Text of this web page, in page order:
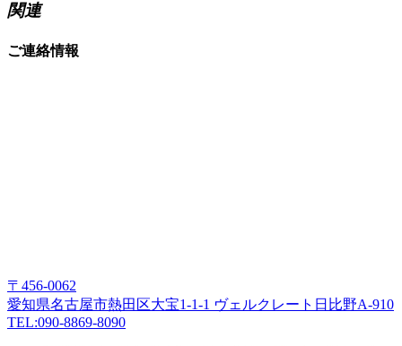
関連
ご連絡情報
〒456-0062
愛知県名古屋市熱田区大宝1-1-1 ヴェルクレート日比野A-910
TEL:090-8869-8090